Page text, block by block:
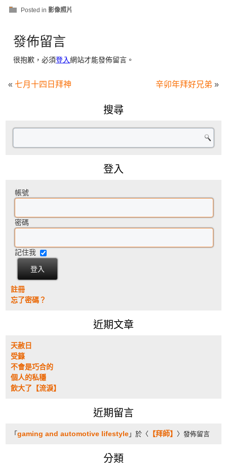
Posted in 影像照片
發佈留言
很抱歉，必須登入網站才能發佈留言。
«七月十四日拜神 辛卯年拜好兄弟 »
搜尋
登入
帳號
密碼
記住我
註冊
忘了密碼？
近期文章
天赦日
受籙
不會是巧合的
個人的私穩
飲大了【流淚】
近期留言
「gaming and automotive lifestyle 」於〈 【拜師】 〉發佈留言
分類